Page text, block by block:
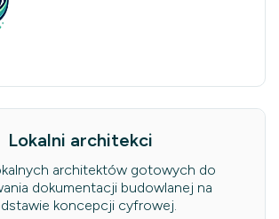
Lokalni architekci
architektów gotowych do
dokumentacji budowlanej na
koncepcji cyfrowej.